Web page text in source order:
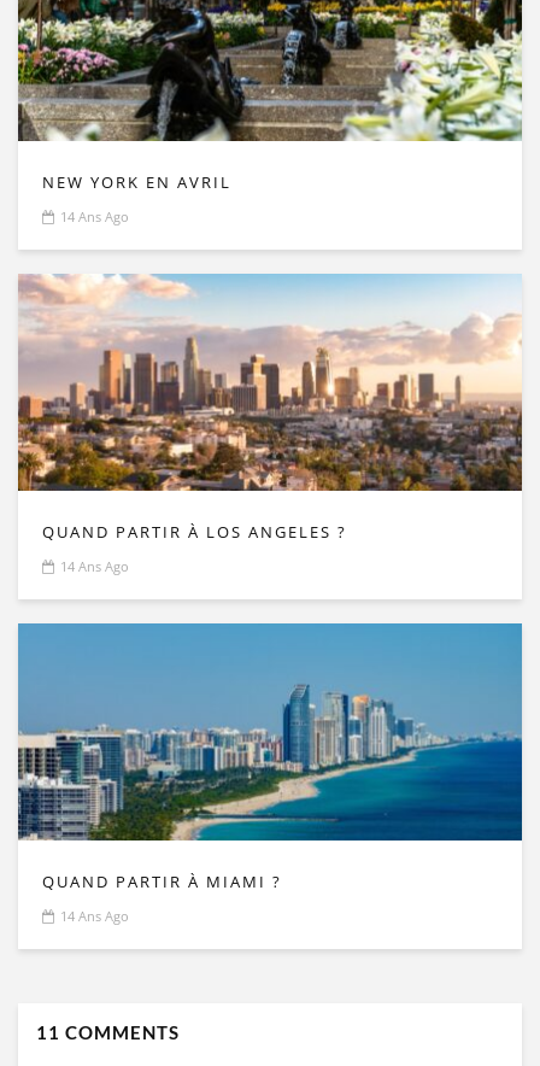
NEW YORK EN AVRIL
14 Ans Ago
QUAND PARTIR À LOS ANGELES ?
14 Ans Ago
QUAND PARTIR À MIAMI ?
14 Ans Ago
11 COMMENTS